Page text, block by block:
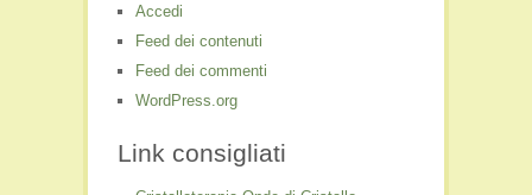
Accedi
Feed dei contenuti
Feed dei commenti
WordPress.org
Link consigliati